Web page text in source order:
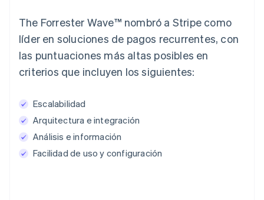
The Forrester Wave™ nombró a Stripe como
líder en soluciones de pagos recurrentes, con
las puntuaciones más altas posibles en
criterios que incluyen los siguientes:
Escalabilidad
Arquitectura e integración
Análisis e información
Facilidad de uso y configuración